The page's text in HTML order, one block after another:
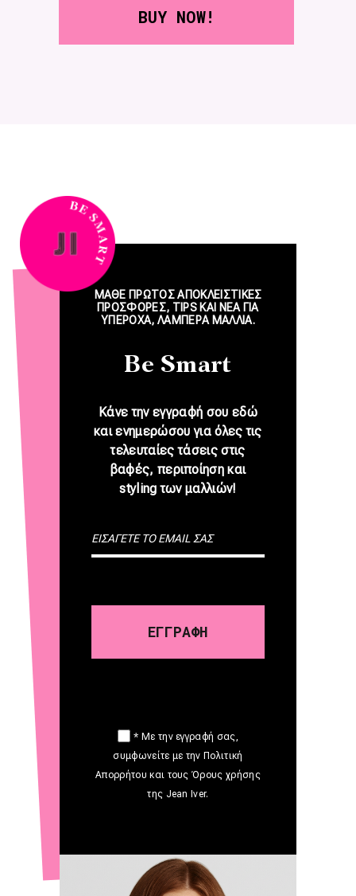
BUY NOW!
ΜΑΘΕ ΠΡΩΤΟΣ ΑΠΟΚΛΕΙΣΤΙΚΕΣ
ΠΡΟΣΦΟΡΕΣ, TIPS ΚΑΙ NEA ΓΙΑ
ΥΠΕΡΟΧΑ, ΛΑΜΠΕΡΑ ΜΑΛΛΙΑ.
Be Smart
Κάνε την εγγραφή σου εδώ
και ενημερώσου για όλες τις
τελευταίες τάσεις στις
βαφές, περιποίηση και
styling των μαλλιών!
* Με την εγγραφή σας,
συμφωνείτε με την Πολιτική
Απορρήτου και τους Όρους χρήσης
της Jean Iver.